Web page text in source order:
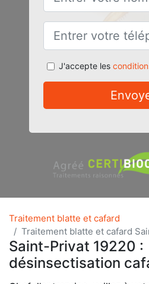
J'accepte les
Traitement blatte et cafard
Traitement blatte et cafard
Saint-Privat 19220 :
désinsectisation